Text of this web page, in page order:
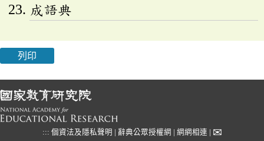
成語典
列印
::: 個資法及隱私聲明 辭典公眾授權網 網網相連 ✉